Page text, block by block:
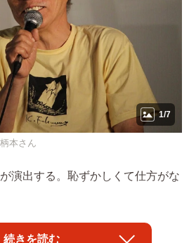
1/7
本さん
演出する。恥ずかしくて仕方がな
ころか、柄本家の恥」
続きを読む